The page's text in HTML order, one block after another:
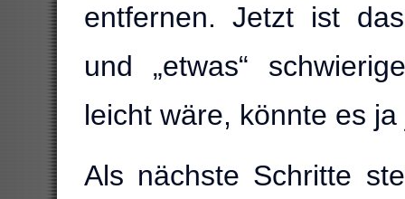
entfernen. Jetzt ist
und „etwas“
leicht wäre, könnte es
Als nächste Schritte